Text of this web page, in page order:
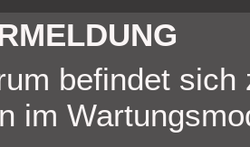
befindet
im